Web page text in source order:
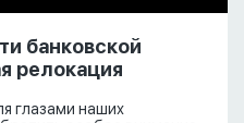
банковской
релокация
глазами наших